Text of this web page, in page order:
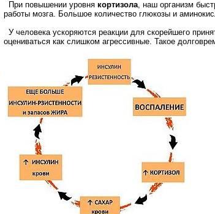
При повышении уровня кортизола, наш организм
работы мозга. Большое количество глюкозы и
У человека ускоряются реакции для скорейшего
оцениваться как слишком агрессивные. Такое